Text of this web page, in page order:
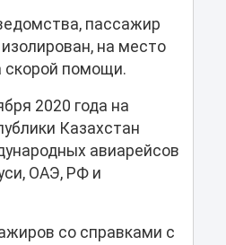
пассажир
на место
скорой помощи.
2020 года на
Казахстан
авиарейсов
ОАЭ, РФ и
со справками с